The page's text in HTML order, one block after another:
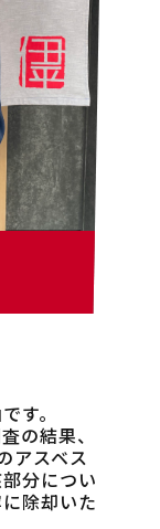
す。
の結果、
アスベス
分につい
除却いた